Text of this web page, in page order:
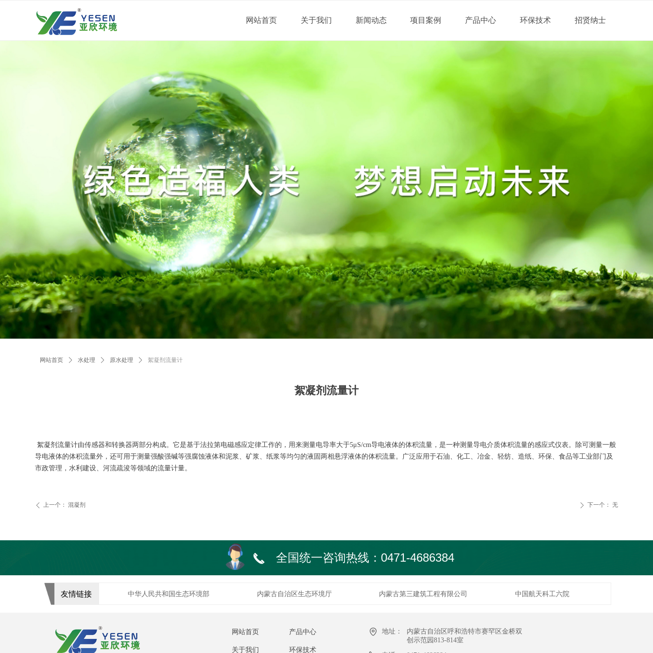
网站首页 关于我们 新闻动态 项目案例 产品中心 环保技术 招贤纳士
网站首页 ꄲ 水处理 ꄲ 原水处理 ꄲ 絮凝剂流量计
絮凝剂流量计
ꄴ 上一个： 混凝剂 ꄲ 下一个： 无
絮凝剂流量计由传感器和转换器两部分构成。它是基于法拉第电磁感应定律工作的，用来测量电导率大于5μS/cm导电液体的体积流量，是一种测量导电介质体积流量的感应式仪表。除可测量一般
导电液体的体积流量外，还可用于测量强酸强碱等强腐蚀液体和泥浆、矿浆、纸浆等均匀的液固两相悬浮液体的体积流量。广泛应用于石油、化工、冶金、轻纺、造纸、环保、食品等工业部门及
市政管理，水利建设、河流疏浚等领域的流量计量。
地址：
内蒙古自治区呼和浩特市赛罕区金桥双
创示范园813-814室
网站首页
关于我们
产品中心
环保技术
全国统一咨询热线：0471-4686384
끅
中华人民共和国生态环境部 内蒙古自治区生态环境厅 中国航天科工六院
内蒙古第三建筑工程有限公司
友情链接